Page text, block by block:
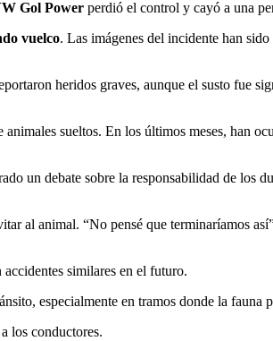
Gol Power perdió el control y cayó a una
vuelco. Las imágenes del incidente han
heridos graves, aunque el susto fue
sueltos. En los últimos meses, han
un debate sobre la responsabilidad de los
al animal. “No pensé que terminaríamos
similares en el futuro.
especialmente en tramos donde la fauna
los conductores.